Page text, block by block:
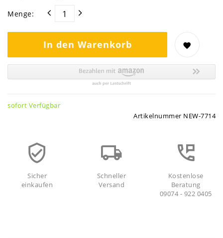
Menge:
In den Warenkorb
sofort Verfügbar
Artikelnummer NEW-7714
Sicher
einkaufen
Schneller
Versand
Kostenlose
Beratung
09074 - 922 0405